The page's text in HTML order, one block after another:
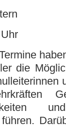
die